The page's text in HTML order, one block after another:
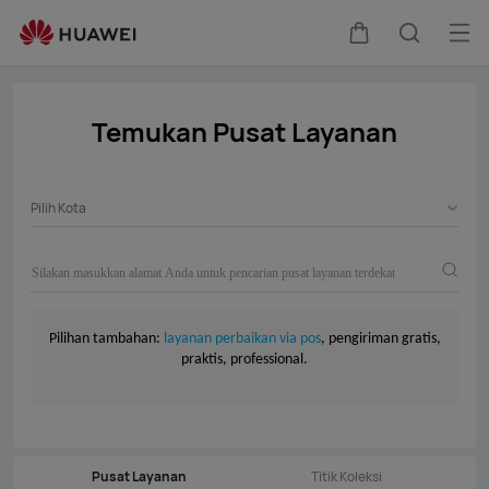
Center
di
Temukan Pusat Layanan
Pilih Kota
Pilihan tambahan: layanan perbaikan via pos, pengiriman gratis,
praktis, professional.
Pusat Layanan Titik Koleksi